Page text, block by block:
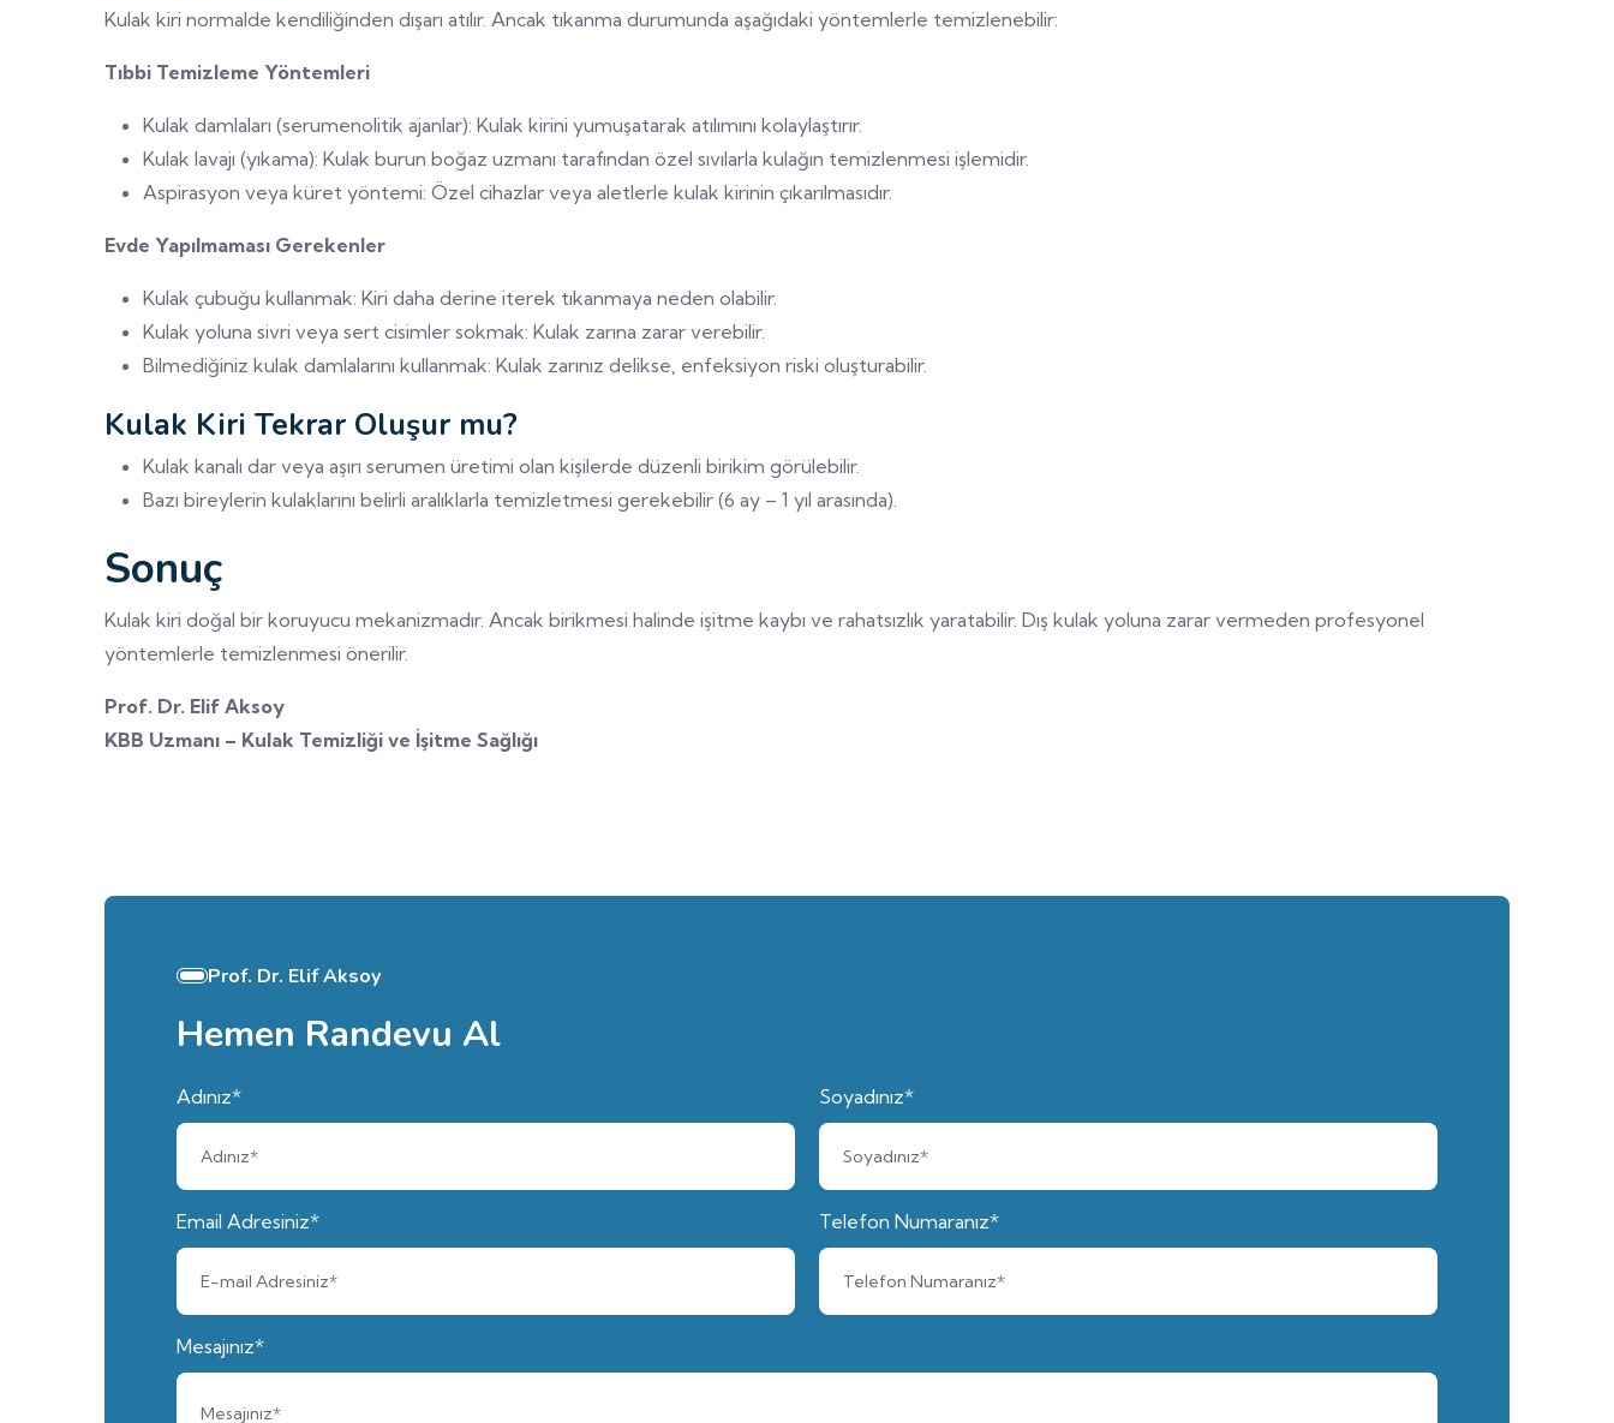
Kulak kiri normalde kendiliğinden dışarı atılır. Ancak tıkanma durumunda aşağıdaki yöntemlerle temizlenebilir:
Tıbbi Temizleme Yöntemleri
Kulak damlaları (serumenolitik ajanlar): Kulak kirini yumuşatarak atılımını kolaylaştırır.
Kulak lavajı (yıkama): Kulak burun boğaz uzmanı tarafından özel sıvılarla kulağın temizlenmesi işlemidir.
Aspirasyon veya küret yöntemi: Özel cihazlar veya aletlerle kulak kirinin çıkarılmasıdır.
Evde Yapılmaması Gerekenler
Kulak çubuğu kullanmak: Kiri daha derine iterek tıkanmaya neden olabilir.
Kulak yoluna sivri veya sert cisimler sokmak: Kulak zarına zarar verebilir.
Bilmediğiniz kulak damlalarını kullanmak: Kulak zarınız delikse, enfeksiyon riski oluşturabilir.
Kulak Kiri Tekrar Oluşur mu?
Kulak kanalı dar veya aşırı serumen üretimi olan kişilerde düzenli birikim görülebilir.
Bazı bireylerin kulaklarını belirli aralıklarla temizletmesi gerekebilir (6 ay – 1 yıl arasında).
Sonuç
Kulak kiri doğal bir koruyucu mekanizmadır. Ancak birikmesi halinde işitme kaybı ve rahatsızlık yaratabilir. Dış kulak yoluna zarar vermeden profesyonel
yöntemlerle temizlenmesi önerilir.
Prof. Dr. Elif Aksoy
KBB Uzmanı – Kulak Temizliği ve İşitme Sağlığı
Prof. Dr. Elif Aksoy
Hemen Randevu Al
Adınız* Soyadınız*
Email Adresiniz* Telefon Numaranız*
Mesajınız*